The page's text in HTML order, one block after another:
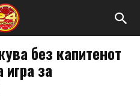
без капитенот
за